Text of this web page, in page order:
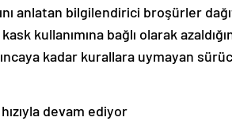
anlatan bilgilendirici broşürler
kullanımına bağlı olarak
kadar kurallara uymayan
devam ediyor